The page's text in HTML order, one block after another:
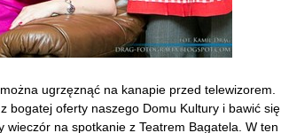
ugrzęznąć na kanapie przed telewizorem.
bogatej oferty naszego Domu Kultury i bawić się
na spotkanie z Teatrem Bagatela. W ten